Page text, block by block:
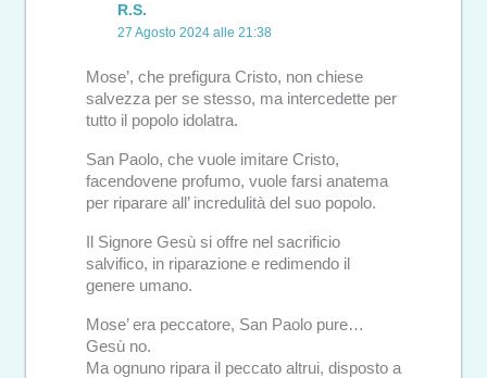
R.S.
27 Agosto 2024 alle 21:38
Mose’, che prefigura Cristo, non chiese
salvezza per se stesso, ma intercedette per
tutto il popolo idolatra.
San Paolo, che vuole imitare Cristo,
facendovene profumo, vuole farsi anatema
per riparare all’ incredulità del suo popolo.
Il Signore Gesù si offre nel sacrificio
salvifico, in riparazione e redimendo il
genere umano.
Mose’ era peccatore, San Paolo pure…
Gesù no.
Ma ognuno ripara il peccato altrui, disposto a